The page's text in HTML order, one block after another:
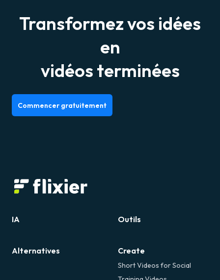
Transformez vos idées
en
vidéos terminées
Commencer gratuitement
IA Outils
Alternatives Create
Short Videos for Social